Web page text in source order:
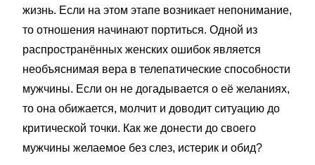
жизнь. Если на этом этапе возникает непонимание,
то отношения начинают портиться. Одной из
распространённых женских ошибок является
необъяснимая вера в телепатические способности
мужчины. Если он не догадывается о её желаниях,
то она обижается, молчит и доводит ситуацию до
критической точки. Как же донести до своего
мужчины желаемое без слез, истерик и обид?